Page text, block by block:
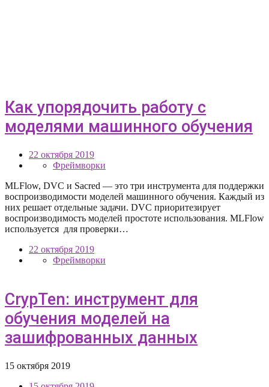
Как упорядочить работу с
моделями машинного обучения
22 октября 2019
Фреймворки
MLFlow, DVC и Sacred — это три инструмента для поддержки
воспроизводимости моделей машинного обучения. Каждый из
них решает отдельные задачи. DVC приоритезирует
воспроизводимость моделей простоте использования. MLFlow
используется для проверки…
22 октября 2019
Фреймворки
CrypTen: инструмент для
обучения моделей на
зашифрованных данных
15 октября 2019